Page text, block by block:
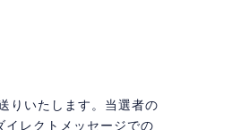
りいたします。当選者の
イレクトメッセージでの